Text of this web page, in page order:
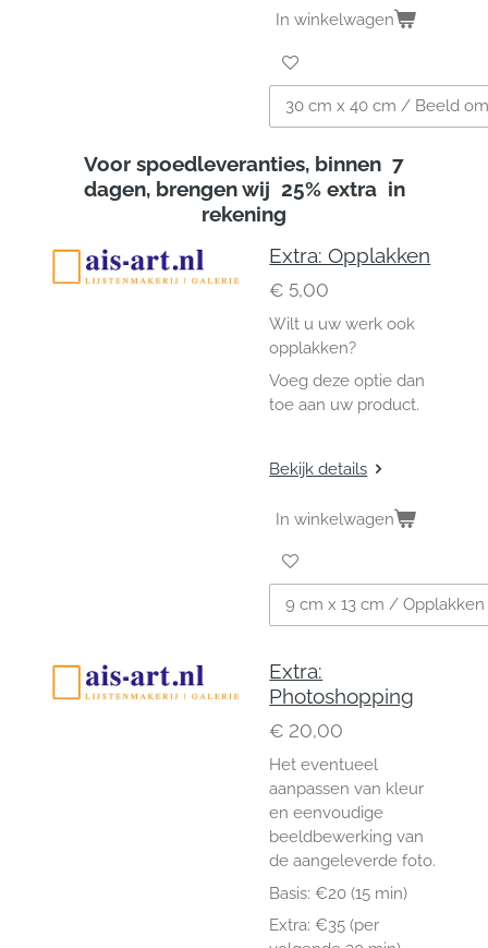
In winkelwagen
Voor spoedleveranties, binnen 7
dagen, brengen wij 25% extra in
rekening
Extra: Opplakken
€ 5,00
Wilt u uw werk ook
opplakken?
Voeg deze optie dan
toe aan uw product.
Bekijk details
In winkelwagen
Extra:
Photoshopping
€ 20,00
Het eventueel
aanpassen van kleur
en eenvoudige
beeldbewerking van
de aangeleverde foto.
Basis: €20 (15 min)
Extra: €35 (per